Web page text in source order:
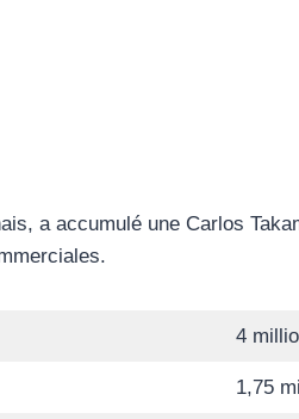
a accumulé une Carlos
4
1,75